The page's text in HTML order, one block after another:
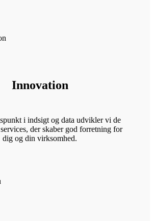
Innovation
i indsigt og data udvikler vi de
der skaber god forretning for
dig og din virksomhed.